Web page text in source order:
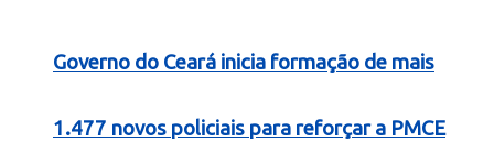
Governo do Ceará inicia formação de mais
1.477 novos policiais para reforçar a PMCE